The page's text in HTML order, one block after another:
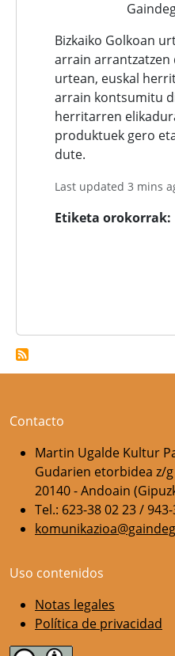
Bizkaiko Golkoan
arrain arrantzatzen
urtean, euskal
arrain kontsumitu
herritarren
produktuek gero
dute.
Last updated 3 mins
Etiketa orokorrak
Contacto
Martin Ugalde Kultur
Gudarien etorbidea z/g
20140 - Andoain
Tel.: 623-38 02 23 /
Uso contenidos
Notas legales
Política de privacidad